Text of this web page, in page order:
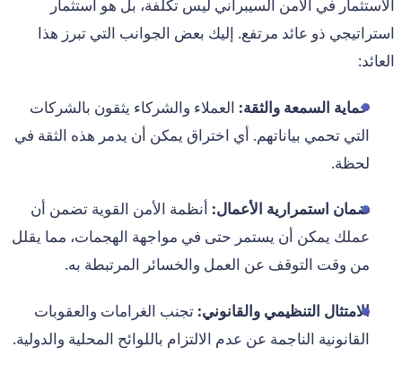
الاستثمار في الأمن السيبراني ليس تكلفة، بل هو استثمار
استراتيجي ذو عائد مرتفع. إليك بعض الجوانب التي تبرز هذا
العائد:
حماية السمعة والثقة: العملاء والشركاء يثقون بالشركات
التي تحمي بياناتهم. أي اختراق يمكن أن يدمر هذه الثقة في
لحظة.
ضمان استمرارية الأعمال: أنظمة الأمن القوية تضمن أن
عملك يمكن أن يستمر حتى في مواجهة الهجمات، مما يقلل
من وقت التوقف عن العمل والخسائر المرتبطة به.
الامتثال التنظيمي والقانوني: تجنب الغرامات والعقوبات
القانونية الناجمة عن عدم الالتزام باللوائح المحلية والدولية.